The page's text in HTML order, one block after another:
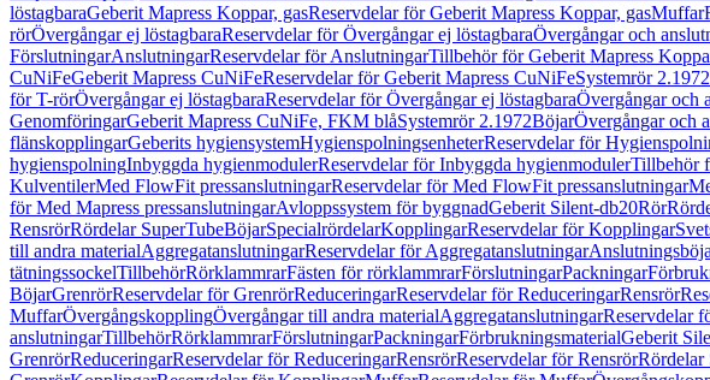
löstagbaraGeberit Mapress Koppar, gasReservdelar för Geberit Mapress Koppar, gasMuffar
rörÖvergångar ej löstagbaraReservdelar för Övergångar ej löstagbaraÖvergångar och
FörslutningarAnslutningarReservdelar för AnslutningarTillbehör för Geberit Mapress
CuNiFeGeberit Mapress CuNiFeReservdelar för Geberit Mapress CuNiFeSystemrör 2.1972
för T-rörÖvergångar ej löstagbaraReservdelar för Övergångar ej löstagbaraÖvergångar och
GenomföringarGeberit Mapress CuNiFe, FKM blåSystemrör 2.1972BöjarÖvergångar och
flänskopplingarGeberits hygiensystemHygienspolningsenheterReservdelar för
hygienspolningInbyggda hygienmodulerReservdelar för Inbyggda hygienmodulerTillbehör
KulventilerMed FlowFit pressanslutningarReservdelar för Med FlowFit pressanslutningar
för Med Mapress pressanslutningarAvloppssystem för byggnadGeberit Silent-db20Rör
RensrörRördelar SuperTubeBöjarSpecialrördelarKopplingarReservdelar för Kopplingar
till andra materialAggregatanslutningarReservdelar för Aggregatanslutningar
tätningssockelTillbehörRörklammrarFästen för rörklammrarFörslutningarPackningar
BöjarGrenrörReservdelar för GrenrörReduceringarReservdelar för ReduceringarRensrör
MuffarÖvergångskopplingÖvergångar till andra materialAggregatanslutningarReservdelar
anslutningarTillbehörRörklammrarFörslutningarPackningarFörbrukningsmaterialGeberit
GrenrörReduceringarReservdelar för ReduceringarRensrörReservdelar för RensrörRördelar